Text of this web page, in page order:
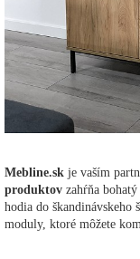
Mebline.sk je vaším
produktov zahŕňa
hodia do škandinávskeho
moduly, ktoré môžete